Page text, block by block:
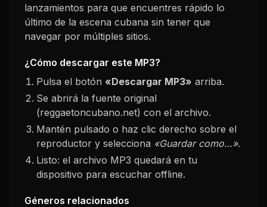
lanzamientos para que encuentres rápido lo
último de la escena cubana sin tener que
navegar por múltiples sitios.
¿Cómo descargar este MP3?
Pulsa el botón «Descargar MP3» arriba.
Se abrirá la fuente original
(reggaetoncubano.net) con el archivo.
Mantén pulsado o haz clic derecho sobre el
reproductor y selecciona «Guardar como…».
Listo: el archivo MP3 quedará en tu
dispositivo para escuchar offline.
Géneros relacionados